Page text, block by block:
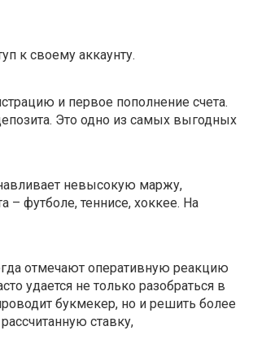
к своему аккаунту.
и первое пополнение счета.
Это одно из самых выгодных
невысокую маржу,
– футболе, теннисе, хоккее. На
отмечают оперативную реакцию
удается не только разобраться в
букмекер, но и решить более
ставку,